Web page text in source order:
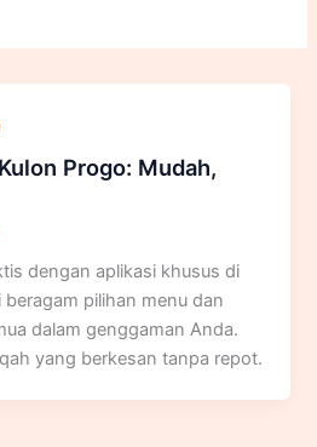
Progo: Mudah,
dengan aplikasi khusus di
pilihan menu dan
dalam genggaman Anda.
yang berkesan tanpa repot.